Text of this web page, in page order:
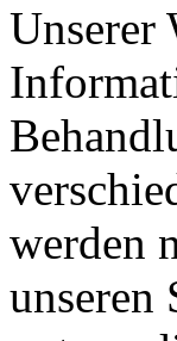
Unserer
werden
unseren